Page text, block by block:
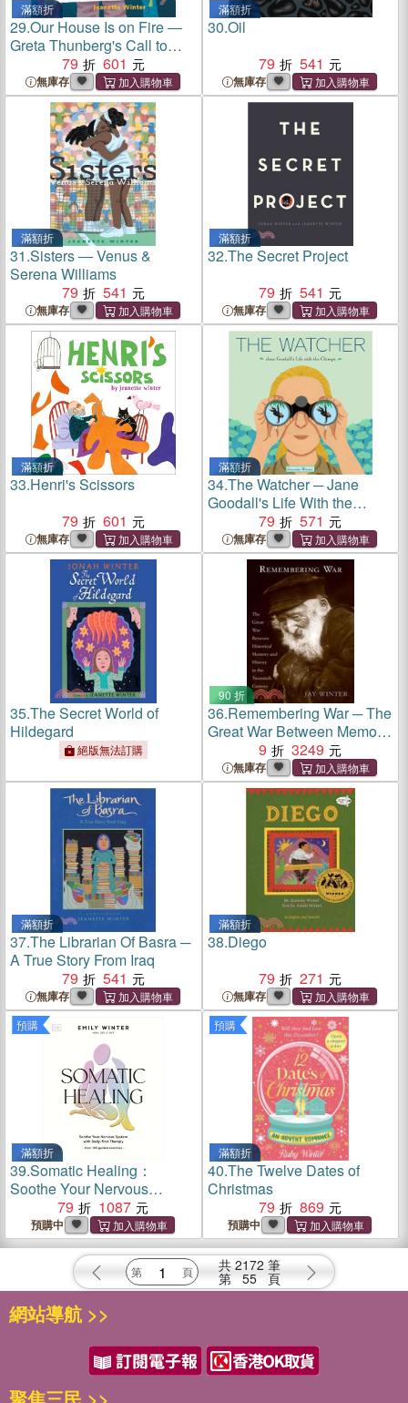
滿額折
29.Our House Is on Fire ―
Greta Thunberg's Call to
Save the Planet
79 601
無庫存
滿額折
30.Oil
79
541
無庫存
滿額折
31.Sisters ― Venus &
Serena Williams
79
541
無庫存
滿額折
32.The Secret Project
79
541
無庫存
滿額折
33.Henri's Scissors
79
601
無庫存
滿額折
34.The Watcher ─ Jane
Goodall's Life With the
79 571
無庫存
35.The Secret World of
Hildegard
絕版無法訂購
90 折
36.Remembering War ─ The
Great War Between Memory
And History In The Twentieth
Century
9 3249
無庫存
滿額折
37.The Librarian Of Basra ─
A True Story From Iraq
79
541
無庫存
滿額折
38.Diego
79
271
無庫存
預購
滿額折
39.Somatic Healing：
Soothe Your Nervous
System with Body-first
Therapy: Over 100 Guided
Exercises
79 1087
預購中
預購
滿額折
40.The Twelve Dates of
Christmas
79
869
預購中
共 2172 筆
第 55 頁
網站導航 >>